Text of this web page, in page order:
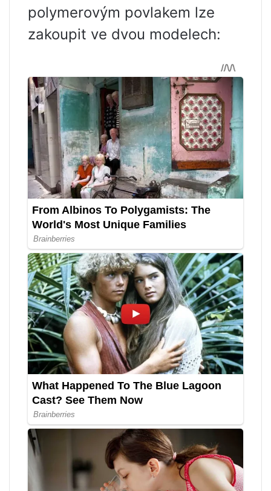
polymerovým povlakem lze
zakoupit ve dvou modelech: